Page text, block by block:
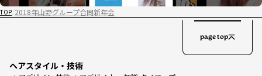
TOP 2018年山野グループ合同新年会
ヘアスタイル・技術
page top